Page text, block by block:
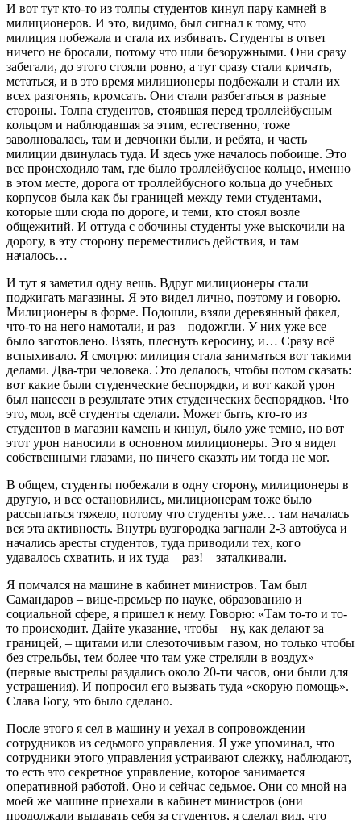
И вот тут кто-то из толпы студентов кинул пару камней в
милиционеров. И это, видимо, был сигнал к тому, что
милиция побежала и стала их избивать. Студенты в ответ
ничего не бросали, потому что шли безоружными. Они сразу
забегали, до этого стояли ровно, а тут сразу стали кричать,
метаться, и в это время милиционеры подбежали и стали их
всех разгонять, кромсать. Они стали разбегаться в разные
стороны. Толпа студентов, стоявшая перед троллейбусным
кольцом и наблюдавшая за этим, естественно, тоже
заволновалась, там и девчонки были, и ребята, и часть
милиции двинулась туда. И здесь уже началось побоище. Это
все происходило там, где было троллейбусное кольцо, именно
в этом месте, дорога от троллейбусного кольца до учебных
корпусов была как бы границей между теми студентами,
которые шли сюда по дороге, и теми, кто стоял возле
общежитий. И оттуда с обочины студенты уже выскочили на
дорогу, в эту сторону переместились действия, и там
началось…
И тут я заметил одну вещь. Вдруг милиционеры стали
поджигать магазины. Я это видел лично, поэтому и говорю.
Милиционеры в форме. Подошли, взяли деревянный факел,
что-то на него намотали, и раз – подожгли. У них уже все
было заготовлено. Взять, плеснуть керосину, и… Сразу всё
вспыхивало. Я смотрю: милиция стала заниматься вот такими
делами. Два-три человека. Это делалось, чтобы потом сказать:
вот какие были студенческие беспорядки, и вот какой урон
был нанесен в результате этих студенческих беспорядков. Что
это, мол, всё студенты сделали. Может быть, кто-то из
студентов в магазин камень и кинул, было уже темно, но вот
этот урон наносили в основном милиционеры. Это я видел
собственными глазами, но ничего сказать им тогда не мог.
В общем, студенты побежали в одну сторону, милиционеры в
другую, и все остановились, милиционерам тоже было
рассыпаться тяжело, потому что студенты уже… там началась
вся эта активность. Внутрь вузгородка загнали 2-3 автобуса и
начались аресты студентов, туда приводили тех, кого
удавалось схватить, и их туда – раз! – заталкивали.
Я помчался на машине в кабинет министров. Там был
Самандаров – вице-премьер по науке, образованию и
социальной сфере, я пришел к нему. Говорю: «Там то-то и то-
то происходит. Дайте указание, чтобы – ну, как делают за
границей, – щитами или слезоточивым газом, но только чтобы
без стрельбы, тем более что там уже стреляли в воздух»
(первые выстрелы раздались около 20-ти часов, они были для
устрашения). И попросил его вызвать туда «скорую помощь».
Слава Богу, это было сделано.
После этого я сел в машину и уехал в сопровождении
сотрудников из седьмого управления. Я уже упоминал, что
сотрудники этого управления устраивают слежку, наблюдают,
то есть это секретное управление, которое занимается
оперативной работой. Оно и сейчас седьмое. Они со мной на
моей же машине приехали в кабинет министров (они
продолжали выдавать себя за студентов, я сделал вид, что